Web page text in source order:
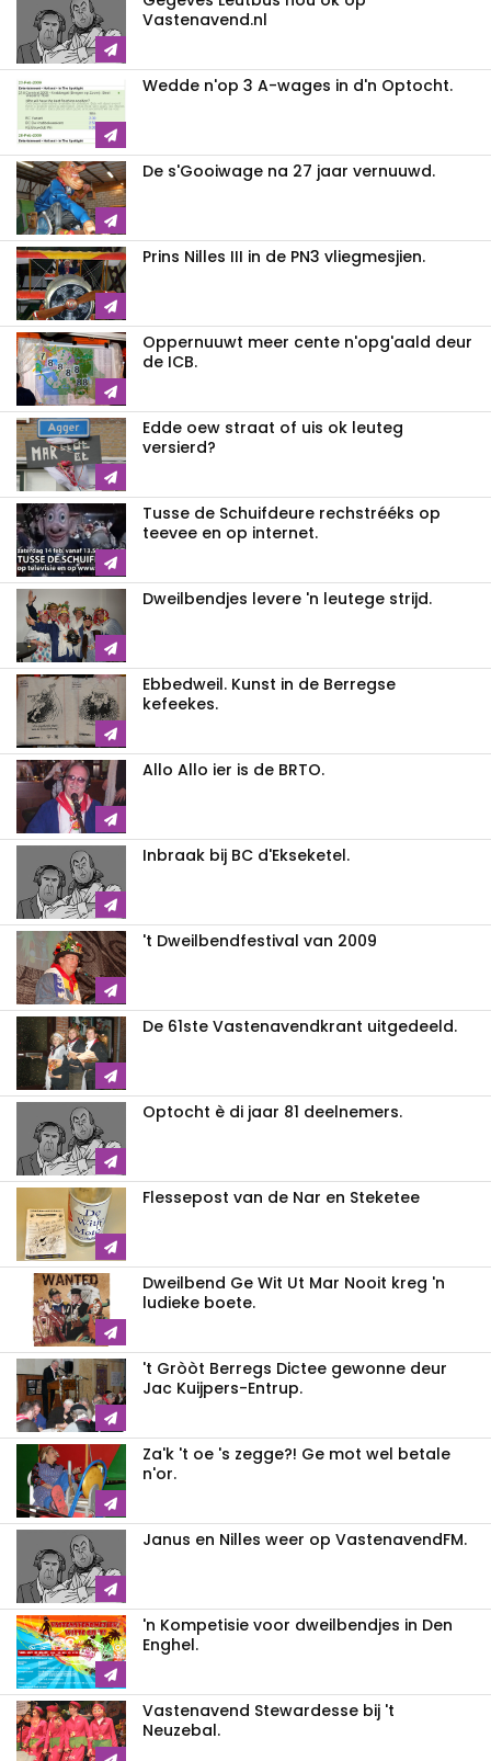
Vastenavend.nl
Wedde n'op 3 A-wages in d'n Optocht.
De s'Gooiwage na 27 jaar vernuuwd.
Prins Nilles III in de PN3 vliegmesjien.
Oppernuuwt meer cente n'opg'aald deur
de ICB.
Edde oew straat of uis ok leuteg
versierd?
Tusse de Schuifdeure rechstrééks op
teevee en op internet.
Dweilbendjes levere 'n leutege strijd.
Ebbedweil. Kunst in de Berregse
kefeekes.
Allo Allo ier is de BRTO.
Inbraak bij BC d'Ekseketel.
't Dweilbendfestival van 2009
De 61ste Vastenavendkrant uitgedeeld.
Optocht è di jaar 81 deelnemers.
Flessepost van de Nar en Steketee
Dweilbend Ge Wit Ut Mar Nooit kreg 'n
ludieke boete.
't Gròòt Berregs Dictee gewonne deur
Jac Kuijpers-Entrup.
Za'k 't oe 's zegge?! Ge mot wel betale
n'or.
Janus en Nilles weer op VastenavendFM.
'n Kompetisie voor dweilbendjes in Den
Enghel.
Vastenavend Stewardesse bij 't
Neuzebal.